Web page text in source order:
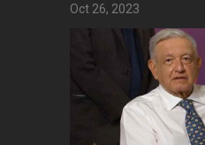
Oct 26, 2023